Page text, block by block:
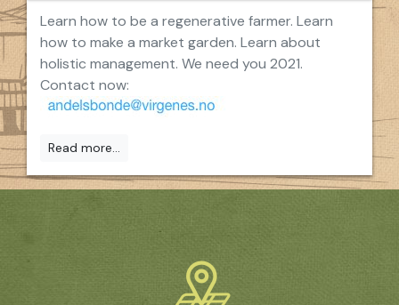
Learn how to be a regenerative farmer. Learn
how to make a market garden. Learn about
holistic management. We need you 2021.
Contact now:
Read more...